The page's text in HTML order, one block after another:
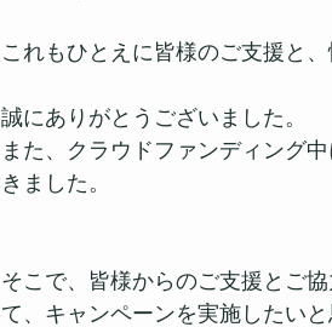
これもひとえに皆様のご支援と
誠にありがとうございました。
また、クラウドファンディング
きました。
そこで、皆様からのご支援とご
て、キャンペーンを実施したいと